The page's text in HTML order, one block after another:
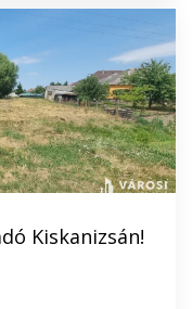
Kiskanizsán!